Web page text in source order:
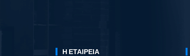
Η ΕΤΑΙΡΕΊΑ